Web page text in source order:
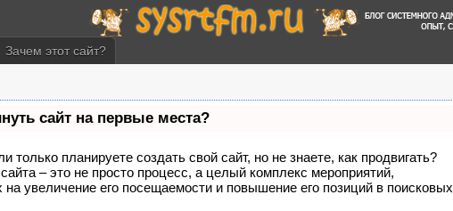
Зачем этот сайт?
сайт на первые места?
только планируете создать свой сайт, но не знаете, как продвигать?
– это не просто процесс, а целый комплекс мероприятий,
на увеличение его посещаемости и повышение его позиций в поисковых